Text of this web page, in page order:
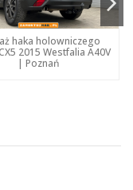
haka holowniczego
2015 Westfalia A40V
| Poznań